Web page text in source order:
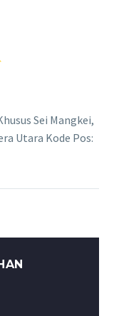
Sei Mangkei,
Utara Kode Pos: